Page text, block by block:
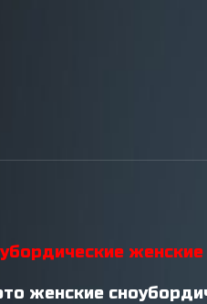
женские